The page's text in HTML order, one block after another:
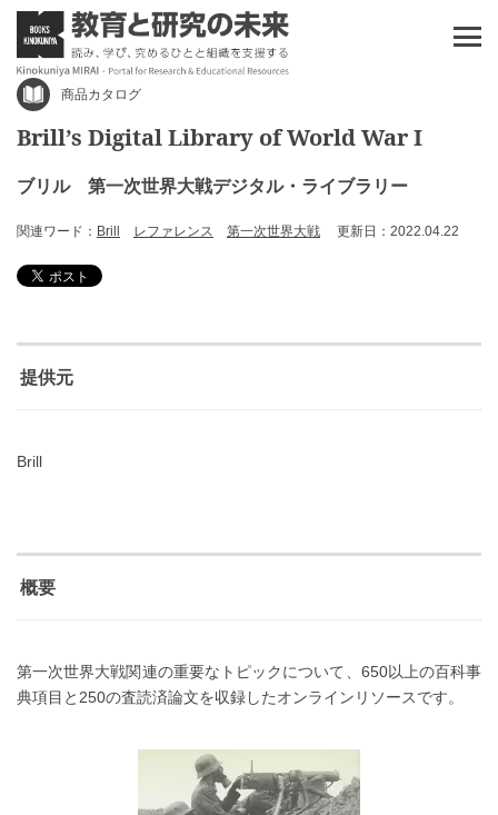
商品カタログ
Brill’s Digital Library of World War I
ブリル 第一次世界大戦デジタル・ライブラリー
関連ワード： Brill レファレンス 第一次世界大戦 更新日：2022.04.22
提供元
Brill
概要
第一次世界大戦関連の重要なトピックについて、650以上の百科事
典項目と250の査読済論文を収録したオンラインリソースです。